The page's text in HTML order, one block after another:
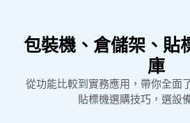
包裝機、倉儲架、貼
庫
從功能比較到實務應用，帶你全面
貼標機選購技巧，選設